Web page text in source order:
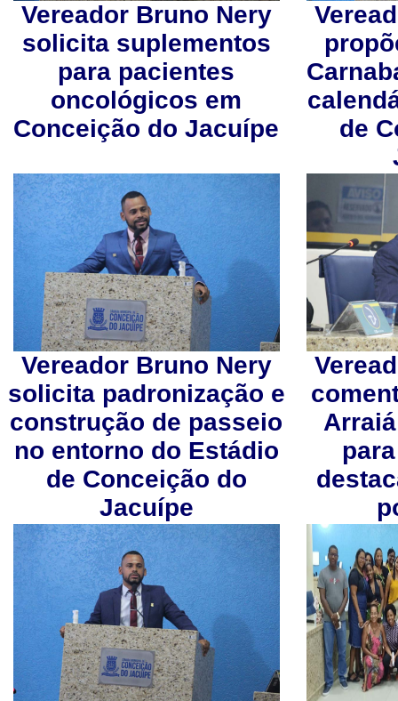
Vereador Bruno Nery
solicita suplementos
para pacientes
oncológicos em
Conceição do Jacuípe
de
Vereador Bruno Nery
solicita padronização e
construção de passeio
no entorno do Estádio
de Conceição do
Jacuípe